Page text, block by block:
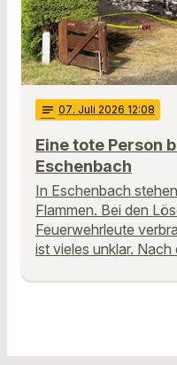
notes 07. Juli 2026 12:08
Eine tote Person
Eschenbach
In Eschenbach
Flammen. Bei den
Feuerwehrleute
ist vieles unklar.